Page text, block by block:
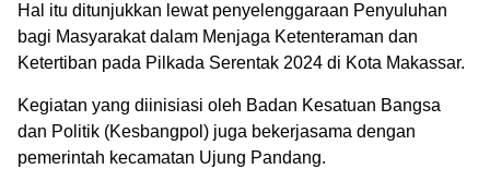
Hal itu ditunjukkan lewat penyelenggaraan Penyuluhan
bagi Masyarakat dalam Menjaga Ketenteraman dan
Ketertiban pada Pilkada Serentak 2024 di Kota Makassar.
Kegiatan yang diinisiasi oleh Badan Kesatuan Bangsa
dan Politik (Kesbangpol) juga bekerjasama dengan
pemerintah kecamatan Ujung Pandang.